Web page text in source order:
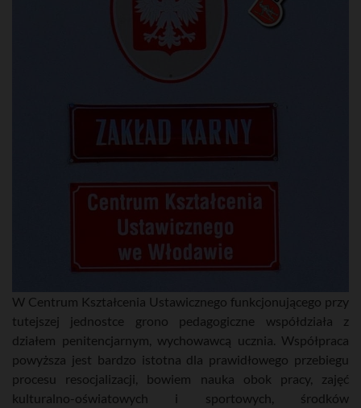
W Centrum Kształcenia Ustawicznego funkcjonującego przy
tutejszej jednostce grono pedagogiczne współdziała z
działem penitencjarnym, wychowawcą ucznia. Współpraca
powyższa jest bardzo istotna dla prawidłowego przebiegu
procesu resocjalizacji, bowiem nauka obok pracy, zajęć
kulturalno-oświatowych i sportowych, środków